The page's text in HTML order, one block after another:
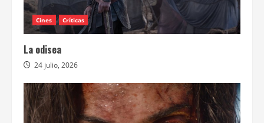
Cines Críticas
La odisea
24 julio, 2026